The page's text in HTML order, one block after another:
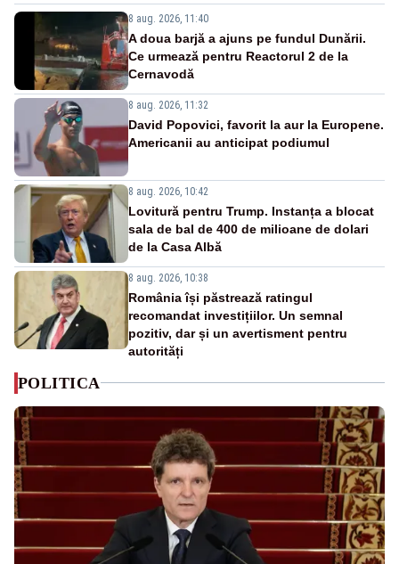
8 aug. 2026, 11:40
A doua barjă a ajuns pe fundul Dunării.
Ce urmează pentru Reactorul 2 de la
Cernavodă
8 aug. 2026, 11:32
David Popovici, favorit la aur la Europene.
Americanii au anticipat podiumul
8 aug. 2026, 10:42
Lovitură pentru Trump. Instanța a blocat
sala de bal de 400 de milioane de dolari
de la Casa Albă
8 aug. 2026, 10:38
România își păstrează ratingul
recomandat investițiilor. Un semnal
pozitiv, dar și un avertisment pentru
autorități
POLITICA